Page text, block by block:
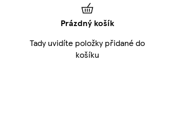
Prázdný košík
Tady uvidíte položky přidané do
košíku